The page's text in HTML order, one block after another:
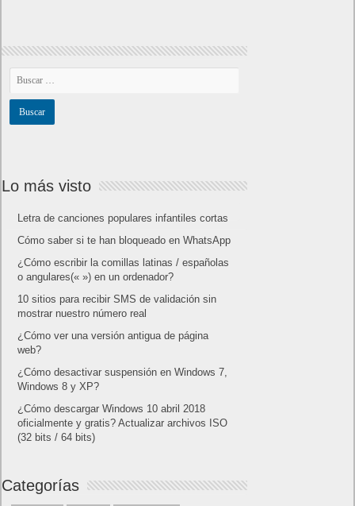
Lo más visto
Letra de canciones populares infantiles cortas
Cómo saber si te han bloqueado en WhatsApp
¿Cómo escribir la comillas latinas / españolas
o angulares(« ») en un ordenador?
10 sitios para recibir SMS de validación sin
mostrar nuestro número real
¿Cómo ver una versión antigua de página
web?
¿Cómo desactivar suspensión en Windows 7,
Windows 8 y XP?
¿Cómo descargar Windows 10 abril 2018
oficialmente y gratis? Actualizar archivos ISO
(32 bits / 64 bits)
Categorías